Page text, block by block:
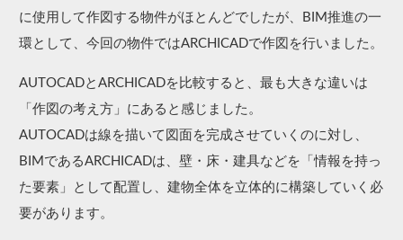
に使用して作図する物件がほとんどでしたが、BIM推進の一
環として、今回の物件ではARCHICADで作図を行いました。
AUTOCADとARCHICADを比較すると、最も大きな違いは
「作図の考え方」にあると感じました。
AUTOCADは線を描いて図面を完成させていくのに対し、
BIMであるARCHICADは、壁・床・建具などを「情報を持っ
た要素」として配置し、建物全体を立体的に構築していく必
要があります。